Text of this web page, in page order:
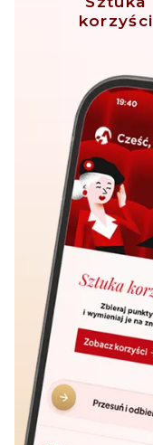
korzyści